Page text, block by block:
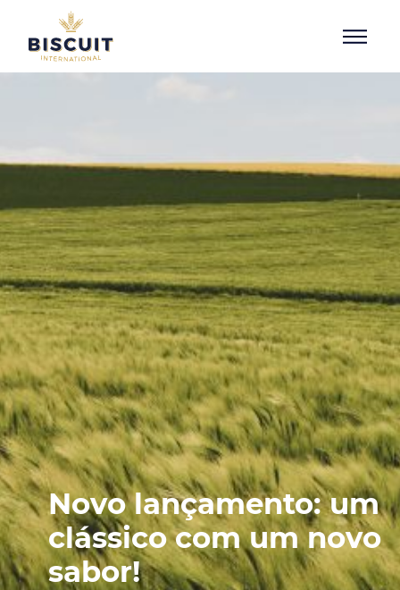
Aller au contenu
Novo lançamento: um
clássico com um novo
sabor!